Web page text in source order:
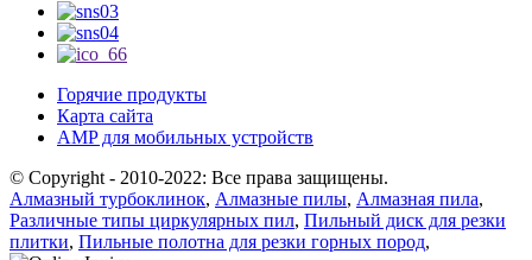
Горячие продукты
Карта сайта
AMP для мобильных устройств
© Copyright - 2010-2022: Все права защищены.
Алмазный турбоклинок, Алмазные пилы, Алмазная пила,
Различные типы циркулярных пил, Пильный диск для резки
плитки, Пильные полотна для резки горных пород,